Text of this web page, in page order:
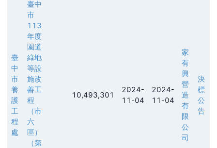
臺
中
市
養
護
工
程
處
臺中
市
113
年度
園道
綠地
等設
施改
善工
程
（市
六
區）
（第
10,493,301
2024-
11-04
2024-
11-04
家
有
興
營
造
有
限
公
司
決
標
公
告